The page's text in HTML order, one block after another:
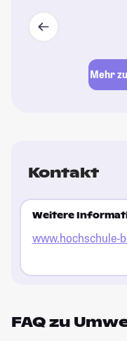
Mehr
Kontakt
Weitere
www.hochschule-
FAQ zu